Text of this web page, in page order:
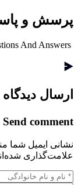
پرسش و
ارسال دیدگاه
Send comment
نشانی ایمیل شما
علامت‌گذاری